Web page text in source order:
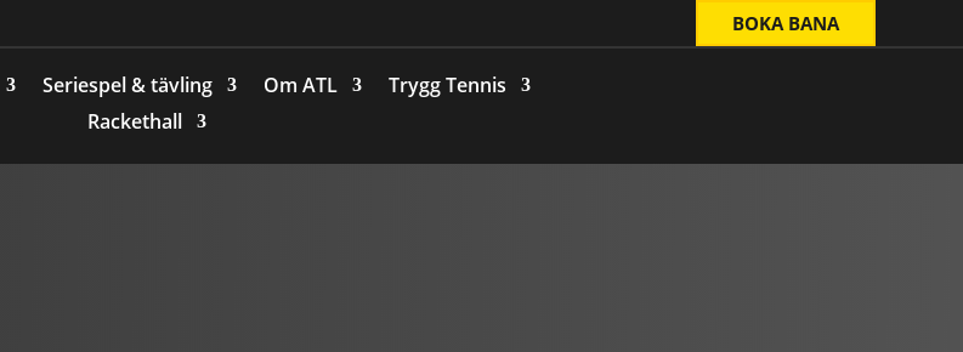
BOKA BANA
Seriespel & tävling Om ATL
Trygg Tennis
Rackethall